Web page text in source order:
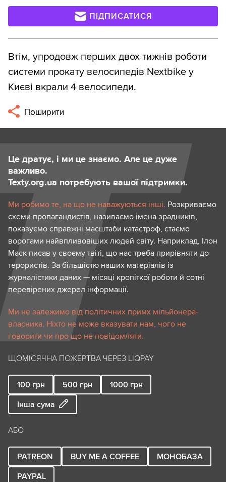
ПІДПИСАТИСЯ
Втім, упродовж перших двох тижнів роботи
системи прокату велосипедів Nextbike у
Києві вкрали 4 велосипеди.
Поширити
Це дратує, і ми це знаємо. Але це дуже
важливо.
Texty.org.ua потребують вашої підтримки.
Ми робимо те, на що не наважуються інші. Розкриваємо
схеми пропагандистів, називаємо імена зрадників,
показуємо справжні масштаби катастроф, стаємо
ворогами найвпливовіших людей світу. Наприклад, Ілон
Маск писав у своєму твіті, що нас треба прирівняти до
терористів. За більшістю наших матеріалів із
журналістики даних — місяці кропіткої роботи й сотні
перевірених джерел інформації.
Ми не залежимо від політичних примх мільйонера-
власника. Ніхто не може вказувати нам, чого не
говорити чи про що не повідомляти.
ЩОМІСЯЧНА ПОЖЕРТВА ЧЕРЕЗ LIQPAY
100 грн 500 грн 1000 грн
Інша сума
АБО
PATREON BUY ME A COFFEE
МОНОБАЗА
PAYPAL